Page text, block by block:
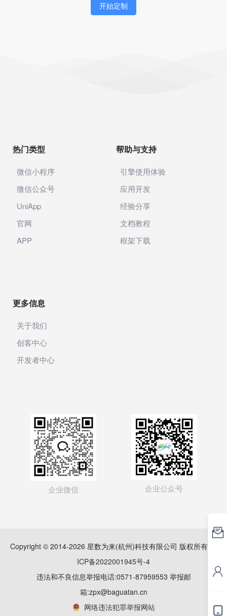
开始定制
热门类型
微信小程序
微信公众号
UniApp
官网
APP
帮助与支持
引擎使用体验
应用开发
经验分享
文档教程
框架下载
更多信息
关于我们
创客中心
开发者中心
企业微信 企业公众号
Copyright © 2014-2026 星数为来(杭州)科技有限公司 版权所有
ICP备2022001945号-4
违法和不良信息举报电话:0571-87959553 举报邮
箱:zpx@baguatan.cn
网络违法犯罪举报网站


